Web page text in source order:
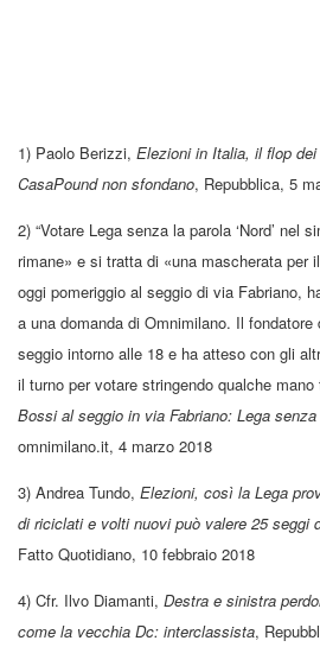
1) Paolo Berizzi, Elezioni in Italia, il flop
CasaPound non sfondano, Repubblica, 5
2) “Votare Lega senza la parola ‘Nord’ nel
rimane» e si tratta di «una mascherata per
oggi pomeriggio al seggio di via Fabriano,
a una domanda di Omnimilano. Il fondatore
seggio intorno alle 18 e ha atteso con gli
il turno per votare stringendo qualche mano
Bossi al seggio in via Fabriano: Lega senza
omnimilano.it, 4 marzo 2018
3) Andrea Tundo, Elezioni, così la Lega
di riciclati e volti nuovi può valere 25 seggi
Fatto Quotidiano, 10 febbraio 2018
4) Cfr. Ilvo Diamanti, Destra e sinistra
come la vecchia Dc: interclassista,